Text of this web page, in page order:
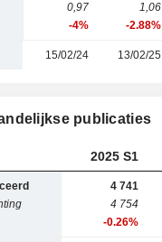
0,97
-4%
1,06
-2.88%
15/02/24 13/02/25
publicaties
2025 S1
4 741
4 754
-0.26%